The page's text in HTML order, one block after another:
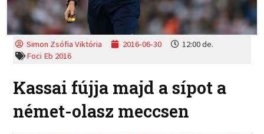
Simon Zsófia Viktória 2016-06-30
12:00 de.
Foci Eb 2016
Kassai fújja majd a sípot a
német-olasz meccsen